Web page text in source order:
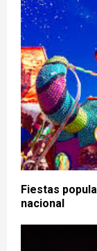
Fiestas
nacional